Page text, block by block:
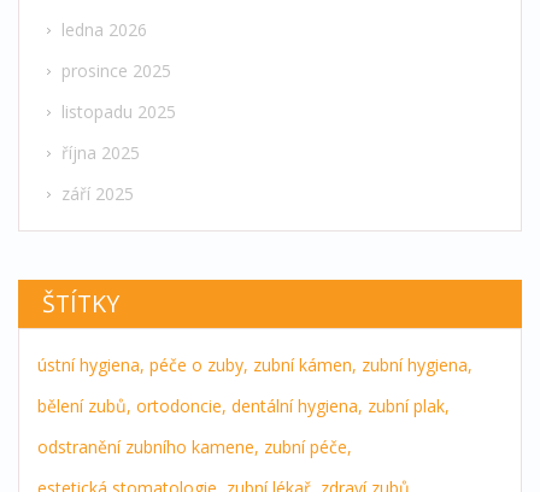
ledna 2026
prosince 2025
listopadu 2025
října 2025
září 2025
ŠTÍTKY
ústní hygiena, péče o zuby, zubní kámen, zubní hygiena,
bělení zubů, ortodoncie, dentální hygiena, zubní plak,
odstranění zubního kamene, zubní péče,